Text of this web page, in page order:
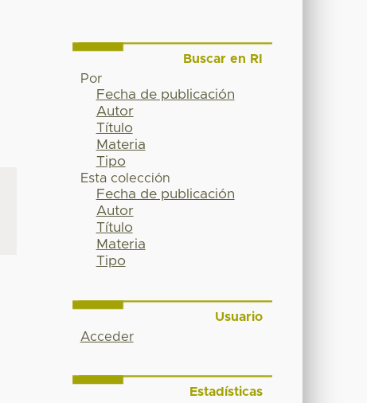
Buscar en RI
Por
Fecha de publicación
Autor
Título
Materia
Tipo
Esta colección
Fecha de publicación
Autor
Título
Materia
Tipo
Usuario
Acceder
Estadísticas